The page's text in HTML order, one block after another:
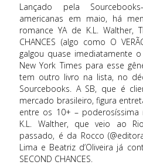
Lançado pela
americanas em maio, há
romance YA de K.L. Walther,
CHANCES (algo como O
galgou quase imediatamente
New York Times para esse
tem outro livro na lista, no
Sourcebooks. A SB, que é
mercado brasileiro, figura
entre os 10+ – poderosíssima
K.L. Walther, que veio ao
passado, é da Rocco
Lima e Beatriz d’Oliveira já
SECOND CHANCES.